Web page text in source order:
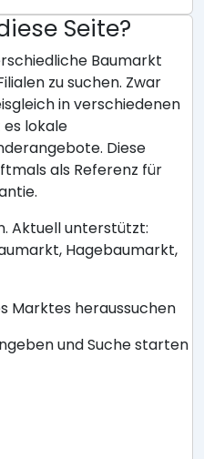
Seite?
Baumarkt
zu suchen. Zwar
in verschiedenen
es lokale
Diese
als Referenz für
Aktuell unterstützt:
Hagebaumarkt,
Marktes heraussuchen
und Suche starten